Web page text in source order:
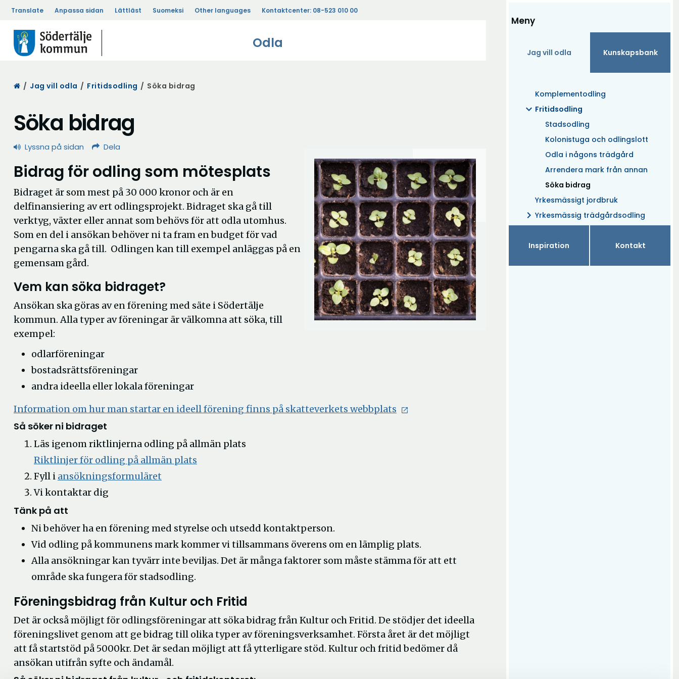
Translate Anpassa sidan Lättläst Suomeksi Other languages Kontaktcenter: 08-523 010 00
Odla
Meny
Jag vill odla Kunskapsbank
Komplementodling
expand_more Fritidsodling
Stadsodling
Kolonistuga och odlingslott
Odla i någons trädgård
Arrendera mark från annan
Söka bidrag
(Aktuell)
Yrkesmässigt jordbruk
chevron_right Yrkesmässig trädgårdsodling
Inspiration Kontakt
Start
/ Jag vill odla / Fritidsodling / Söka bidrag
Söka bidrag
Lyssna på sidan Dela
Bidrag för odling som mötesplats
Bidraget är som mest på 30 000 kronor och är en
delfinansiering av ert odlingsprojekt. Bidraget ska gå till
verktyg, växter eller annat som behövs för att odla utomhus.
Som en del i ansökan behöver ni ta fram en budget för vad
pengarna ska gå till. Odlingen kan till exempel anläggas på en
gemensam gård.
Vem kan söka bidraget?
Ansökan ska göras av en förening med säte i Södertälje
kommun. Alla typer av föreningar är välkomna att söka, till
exempel:
odlarföreningar
bostadsrättsföreningar
andra ideella eller lokala föreningar
Information om hur man startar en ideell förening finns på skatteverkets webbplats Öppna
Så söker ni bidraget
Läs igenom riktlinjerna odling på allmän plats
Riktlinjer för odling på allmän plats
Fyll i ansökningsformuläret
Vi kontaktar dig
Tänk på att
Ni behöver ha en förening med styrelse och utsedd kontaktperson.
Vid odling på kommunens mark kommer vi tillsammans överens om en lämplig plats.
Alla ansökningar kan tyvärr inte beviljas. Det är många faktorer som måste stämma för att ett
område ska fungera för stadsodling.
Föreningsbidrag från Kultur och Fritid
Det är också möjligt för odlingsföreningar att söka bidrag från Kultur och Fritid. De stödjer det ideella
föreningslivet genom att ge bidrag till olika typer av föreningsverksamhet. Första året är det möjligt
att få startstöd på 5000kr. Det är sedan möjligt att få ytterligare stöd. Kultur och fritid bedömer då
ansökan utifrån syfte och ändamål.